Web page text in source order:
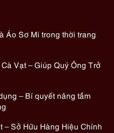
Áo Sơ Mi trong thời trang
Vạt – Giúp Quý Ông Trở
– Bí quyết nâng tầm
– Sở Hữu Hàng Hiệu Chính